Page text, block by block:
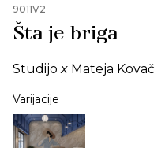
9011V2
Šta je briga
Studijox Mateja Kovač
Varijacije